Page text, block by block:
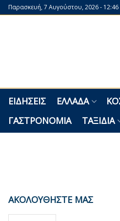
Παρασκευή, 7 Αυγούστου, 2026 - 12:46
ΕΙΔΉΣΕΙΣ ΕΛΛΆΔΑ
ΓΑΣΤΡΟΝΟΜΊΑ
ΤΑΞΊΔΙΑ
ΑΚΟΛΟΥΘΗΣΤΕ ΜΑΣ